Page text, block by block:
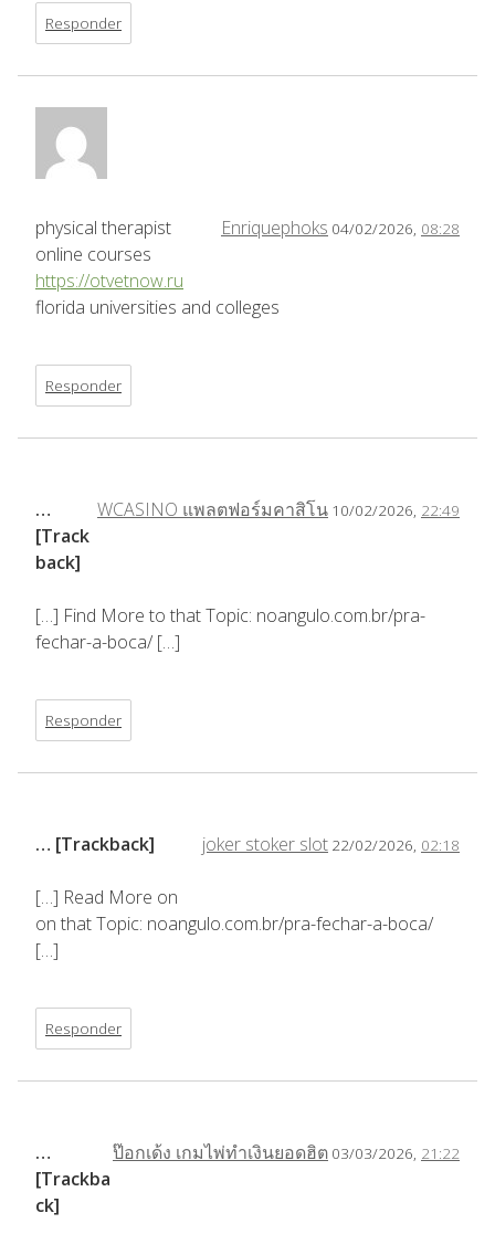
Responder
Enriquephoks 04/02/2026, 08:28
physical therapist
online courses
https://otvetnow.ru
florida universities and colleges
Responder
WCASINO แพลตฟอร์มคาสิโน 10/02/2026, 22:49
…
[Track
back]
[…] Find More to that Topic: noangulo.com.br/pra-
fechar-a-boca/ […]
Responder
joker stoker slot 22/02/2026, 02:18
… [Trackback]
[…] Read More on
on that Topic: noangulo.com.br/pra-fechar-a-boca/
[…]
Responder
ป๊อกเด้ง เกมไพ่ทำเงินยอดฮิต 03/03/2026, 21:22
…
[Trackba
ck]